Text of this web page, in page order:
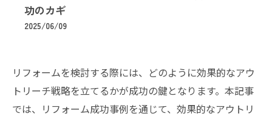
功のカギ
2025/06/09
リフォームを検討する際には、どのように効果的なアウ
トリーチ戦略を立てるかが成功の鍵となります。本記事
では、リフォーム成功事例を通じて、効果的なアウトリ